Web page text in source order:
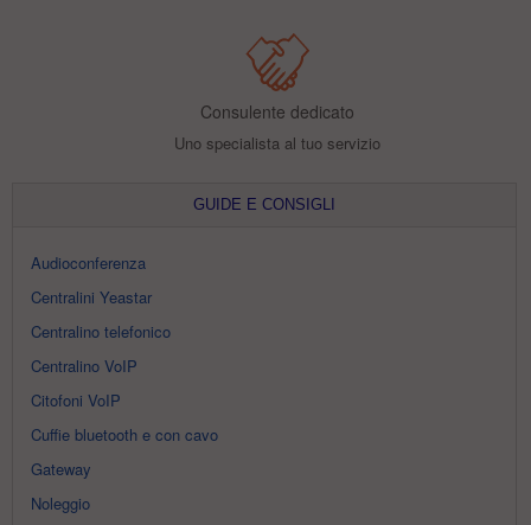
Consulente dedicato
Uno specialista al tuo servizio
GUIDE E CONSIGLI
Audioconferenza
Centralini Yeastar
Centralino telefonico
Centralino VoIP
Citofoni VoIP
Cuffie bluetooth e con cavo
Gateway
Noleggio